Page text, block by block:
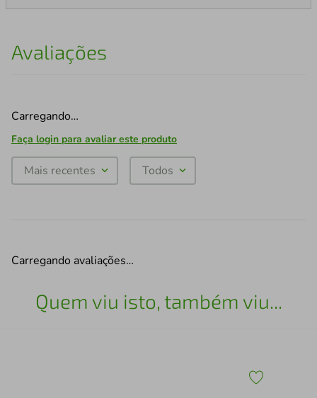
Avaliações
Carregando…
Faça login para avaliar este produto
Mais recentes Todos
Carregando avaliações…
Quem viu isto, também viu...